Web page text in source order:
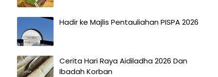
Hadir ke Majlis Pentauliahan PISPA 2026
Cerita Hari Raya Aidiladha 2026 Dan
Ibadah Korban